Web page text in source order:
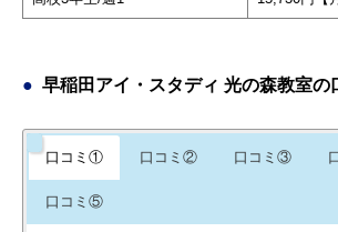
早稲田アイ・スタディ 光の森教室の
口コミ① 口コミ② 口コミ③
口コミ⑤